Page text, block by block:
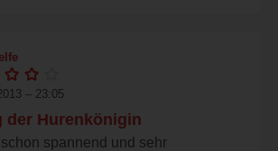
– 23:05
der Hurenkönigin
spannend und sehr